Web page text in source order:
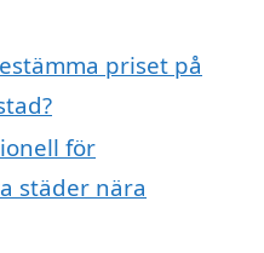
priset på
för
städer nära